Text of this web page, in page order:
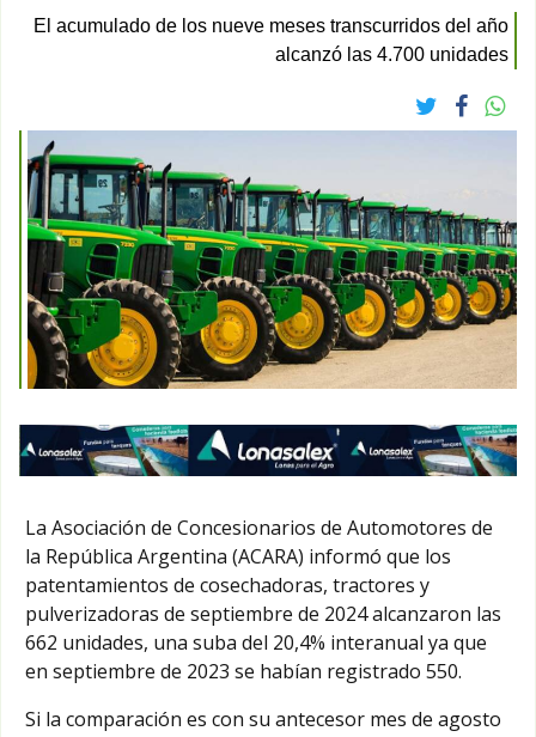
El acumulado de los nueve meses transcurridos del año
alcanzó las 4.700 unidades
La Asociación de Concesionarios de Automotores de
la República Argentina (ACARA) informó que los
patentamientos de cosechadoras, tractores y
pulverizadoras de septiembre de 2024 alcanzaron las
662 unidades, una suba del 20,4% interanual ya que
en septiembre de 2023 se habían registrado 550.
Si la comparación es con su antecesor mes de agosto